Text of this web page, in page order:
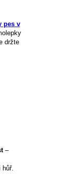
pes v
držte
–
hůř.